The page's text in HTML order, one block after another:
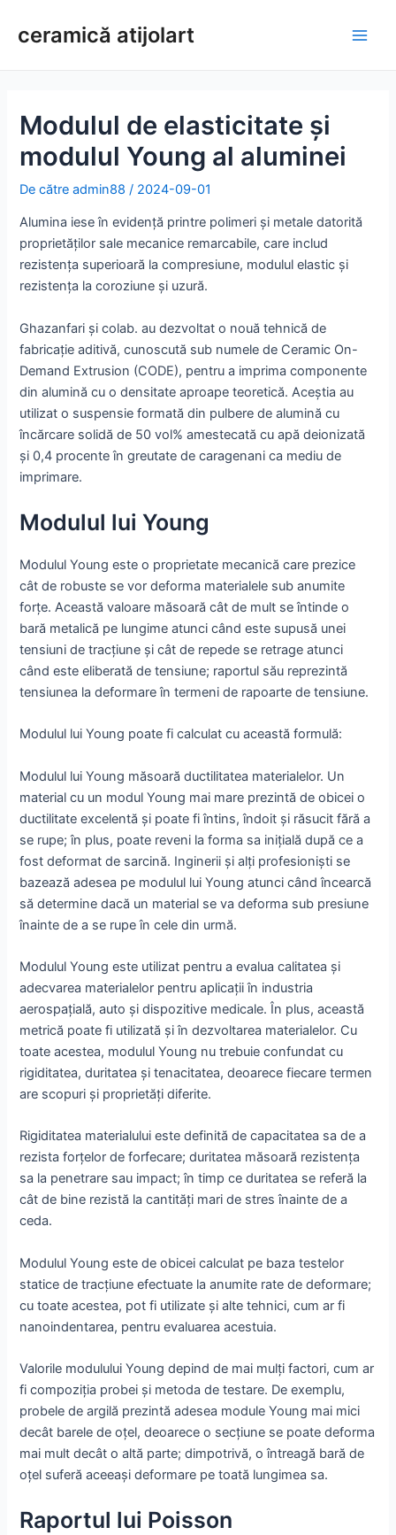
ceramică atijolart
Modulul de elasticitate și
modulul Young al aluminei
De cătreadmin88/ 2024-09-01
Alumina iese în evidență printre polimeri și metale datorită
proprietăților sale mecanice remarcabile, care includ
rezistența superioară la compresiune, modulul elastic și
rezistența la coroziune și uzură.
Ghazanfari și colab. au dezvoltat o nouă tehnică de
fabricație aditivă, cunoscută sub numele de Ceramic On-
Demand Extrusion (CODE), pentru a imprima componente
din alumină cu o densitate aproape teoretică. Aceștia au
utilizat o suspensie formată din pulbere de alumină cu
încărcare solidă de 50 vol% amestecată cu apă deionizată
și 0,4 procente în greutate de caragenani ca mediu de
imprimare.
Modulul lui Young
Modulul Young este o proprietate mecanică care prezice
cât de robuste se vor deforma materialele sub anumite
forțe. Această valoare măsoară cât de mult se întinde o
bară metalică pe lungime atunci când este supusă unei
tensiuni de tracțiune și cât de repede se retrage atunci
când este eliberată de tensiune; raportul său reprezintă
tensiunea la deformare în termeni de rapoarte de tensiune.
Modulul lui Young poate fi calculat cu această formulă:
Modulul lui Young măsoară ductilitatea materialelor. Un
material cu un modul Young mai mare prezintă de obicei o
ductilitate excelentă și poate fi întins, îndoit și răsucit fără a
se rupe; în plus, poate reveni la forma sa inițială după ce a
fost deformat de sarcină. Inginerii și alți profesioniști se
bazează adesea pe modulul lui Young atunci când încearcă
să determine dacă un material se va deforma sub presiune
înainte de a se rupe în cele din urmă.
Modulul Young este utilizat pentru a evalua calitatea și
adecvarea materialelor pentru aplicații în industria
aerospațială, auto și dispozitive medicale. În plus, această
metrică poate fi utilizată și în dezvoltarea materialelor. Cu
toate acestea, modulul Young nu trebuie confundat cu
rigiditatea, duritatea și tenacitatea, deoarece fiecare termen
are scopuri și proprietăți diferite.
Rigiditatea materialului este definită de capacitatea sa de a
rezista forțelor de forfecare; duritatea măsoară rezistența
sa la penetrare sau impact; în timp ce duritatea se referă la
cât de bine rezistă la cantități mari de stres înainte de a
ceda.
Modulul Young este de obicei calculat pe baza testelor
statice de tracțiune efectuate la anumite rate de deformare;
cu toate acestea, pot fi utilizate și alte tehnici, cum ar fi
nanoindentarea, pentru evaluarea acestuia.
Valorile modulului Young depind de mai mulți factori, cum ar
fi compoziția probei și metoda de testare. De exemplu,
probele de argilă prezintă adesea module Young mai mici
decât barele de oțel, deoarece o secțiune se poate deforma
mai mult decât o altă parte; dimpotrivă, o întreagă bară de
oțel suferă aceeași deformare pe toată lungimea sa.
Raportul lui Poisson